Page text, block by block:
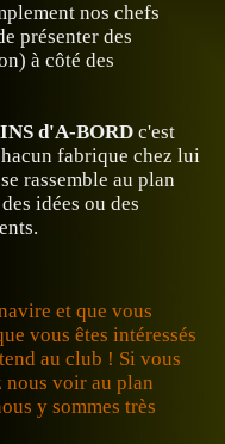
nos chefs
présenter des
à côté des
d'A-BORD c'est
fabrique chez lui
rassemble au plan
idées ou des
et que vous
vous êtes intéressés
au club ! Si vous
nous voir au plan
y sommes très